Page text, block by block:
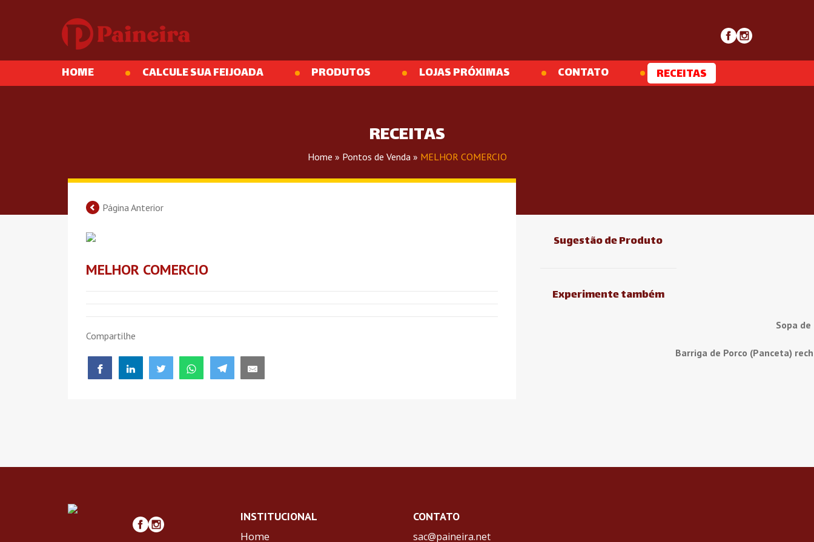
HOME CALCULE SUA FEIJOADA PRODUTOS LOJAS PRÓXIMAS CONTATO RECEITAS
RECEITAS
Home » Pontos de Venda » MELHOR COMERCIO
Página Anterior
MELHOR COMERCIO
Compartilhe
Sugestão de Produto
Experimente também
Sopa
Barriga de Porco (Panceta)
INSTITUCIONAL
Home
CONTATO
sac@paineira.net